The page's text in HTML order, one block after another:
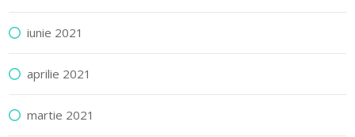
iunie 2021
aprilie 2021
martie 2021